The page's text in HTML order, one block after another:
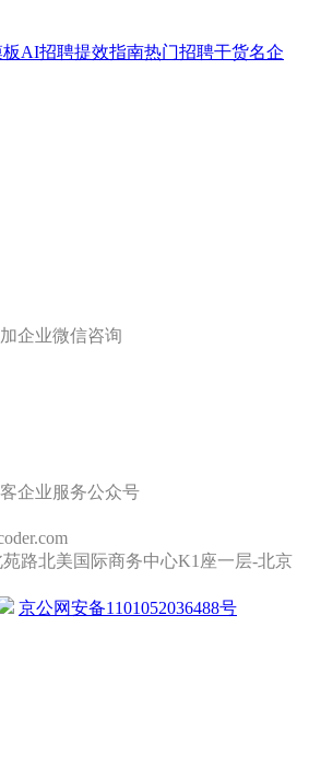
AI招聘提效指南热门招聘干货名企
企业微信咨询
企业服务公众号
路北美国际商务中心K1座一层-北京
京公网安备1101052036488号